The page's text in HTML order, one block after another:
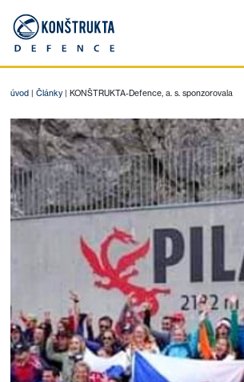
úvod | Články | KONŠTRUKTA-Defence, a. s. sponzorovala